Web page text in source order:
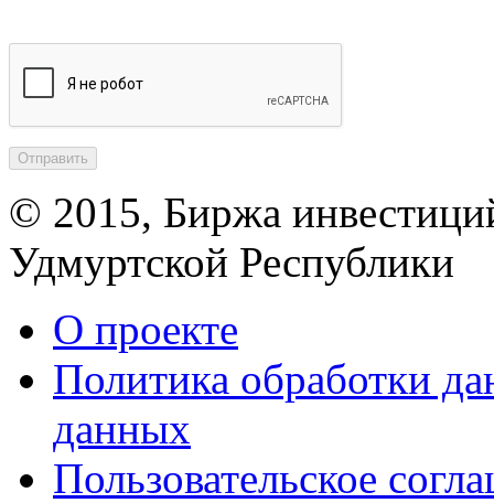
© 2015, Биржа
Удмуртской Республики
О проекте
Политика обработки
данных
Пользовательское